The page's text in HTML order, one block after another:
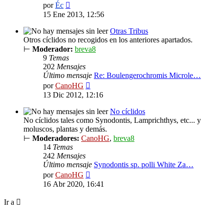
porÉc
último
mensaje
15 Ene 2013, 12:56
Otras Tribus
Otros cíclidos no recogidos en los anteriores apartados.
⊢ Moderador: breva8
9 Temas
202 Mensajes
Último mensaje Re: Boulengerochromis Microle…
porCanoHG
último
13 Dic 2012, 12:16
No cíclidos
No cíclidos tales como Synodontis, Lamprichthys, etc... y
moluscos, plantas y demás.
⊢ Moderadores: CanoHG, breva8
14 Temas
242 Mensajes
Último mensaje Synodontis sp. polli White Za…
porCanoHG
último
16 Abr 2020, 16:41
Ir a